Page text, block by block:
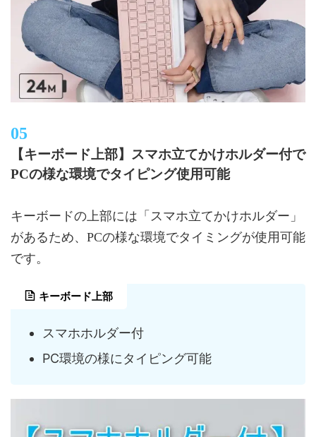
【キーボード上部】スマホ立てかけホルダー付で
PCの様な環境でタイピング使用可能
キーボードの上部には「スマホ立てかけホルダー」
があるため、PCの様な環境でタイミングが使用可能
です。
キーボード上部
スマホホルダー付
PC環境の様にタイピング可能